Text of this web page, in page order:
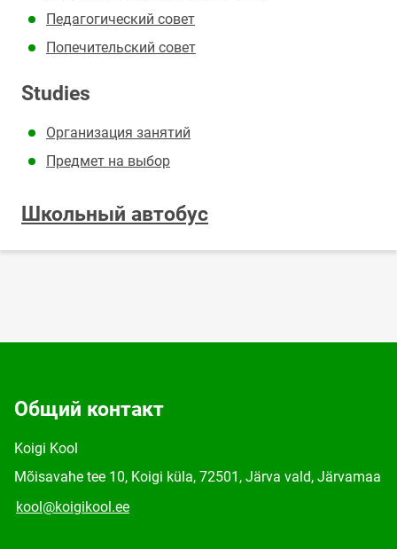
Педагогический совет
Попечительский совет
Studies
Организация занятий
Предмет на выбор
Школьный автобус
Общий контакт
Koigi Kool
Mõisavahe tee 10, Koigi küla, 72501, Järva vald, Järvamaa
kool@koigikool.ee